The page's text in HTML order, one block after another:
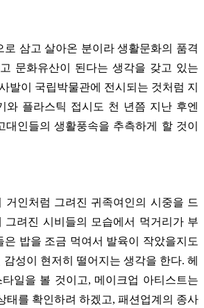
로 삼고 살아온 분이라 생활문화의 품격
문화유산이 된다는 생각을 갖고 있는
발이 국립박물관에 전시되는 것처럼 지
와 플라스틱 접시도 천 년쯤 지난 후엔
대인들의 생활풍속을 추측하게 할 것이
거인처럼 그려진 귀족여인의 시중을 드
그려진 시비들의 모습에서 먹거리가 부
은 밥을 조금 먹여서 발육이 작았을지도
성이 현저히 떨어지는 생각을 한다. 헤
일을 볼 것이고, 메이크업 아티스트는
태를 확인하려 하겠고, 패션업계의 종사